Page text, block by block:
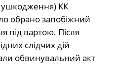
ушкодження) КК
обрано запобіжний
під вартою. Після
слідчих дій
обвинувальний акт